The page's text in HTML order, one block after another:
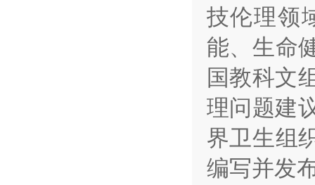
技伦理领
能、生命
国教科文
理问题建
界卫生组
编写并发